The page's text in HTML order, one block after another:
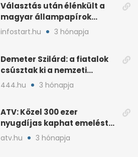
Választás után élénkült a
magyar állampapírok
lakossági értékesítése
infostart.hu 3 hónapja
Demeter Szilárd: a fiatalok
csúsztak ki a nemzeti
kultúrából
444.hu 3 hónapja
ATV: Közel 300 ezer
nyugdíjas kaphat emelést
idén a Tisza terve szerint
atv.hu 3 hónapja